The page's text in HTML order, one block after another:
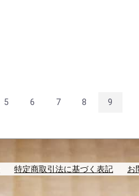
5 6 7 8 9
特定商取引法に基づく表記 お